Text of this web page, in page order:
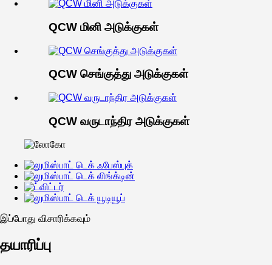
QCW மினி அடுக்குகள்
QCW செங்குத்து அடுக்குகள்
QCW வருடாந்திர அடுக்குகள்
இப்போது விசாரிக்கவும்
தயாரிப்பு